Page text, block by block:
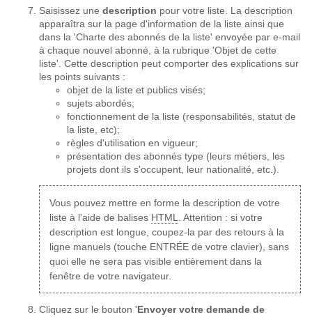
Saisissez une description pour votre liste. La description
apparaîtra sur la page d'information de la liste ainsi que
dans la 'Charte des abonnés de la liste' envoyée par e-mail
à chaque nouvel abonné, à la rubrique 'Objet de cette
liste'. Cette description peut comporter des explications sur
les points suivants :
objet de la liste et publics visés;
sujets abordés;
fonctionnement de la liste (responsabilités, statut de
la liste, etc);
règles d'utilisation en vigueur;
présentation des abonnés type (leurs métiers, les
projets dont ils s'occupent, leur nationalité, etc.).
Vous pouvez mettre en forme la description de votre
liste à l'aide de balises HTML
. Attention : si votre
description est longue, coupez-la par des retours à la
ligne manuels (touche ENTRÉE de votre clavier), sans
quoi elle ne sera pas visible entièrement dans la
fenêtre de votre navigateur.
Cliquez sur le bouton ' Envoyer votre demande de